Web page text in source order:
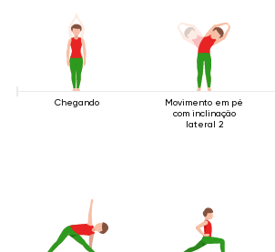
Chegando
Movimento em pé
com inclinação
lateral 2